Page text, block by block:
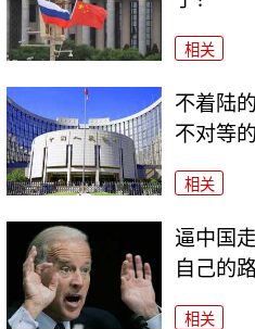
相关
不着陆
不对等
相关
逼中国
自己的
相关